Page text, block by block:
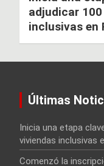
adjudicar
inclusivas en
Últimas
Inicia una etapa
viviendas inclusivas
Comenzó la